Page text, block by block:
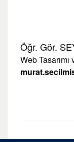
Öğr. Gör.
Web